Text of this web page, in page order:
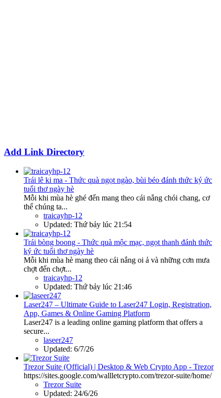
Add Link Directory
Trái lê ki ma - Thức quà ngọt ngào, bùi béo đánh thức ký ức
tuổi thơ ngày hè
Mỗi khi mùa hè ghé đến mang theo cái nắng chói chang, cơ
thể chúng ta...
traicayhp-12
Updated: Thứ bảy lúc 21:54
Trái bòng boong - Thức quà mộc mạc, ngọt thanh đánh thức
ký ức tuổi thơ ngày hè
Mỗi khi mùa hè mang theo cái nắng oi ả và những cơn mưa
chợt đến chợt...
traicayhp-12
Updated: Thứ bảy lúc 21:46
Laser247 – Ultimate Guide to Laser247 Login, Registration,
App, Games & Online Gaming Platform
Laser247 is a leading online gaming platform that offers a
secure...
laseer247
Updated: 6/7/26
Trezor Suite (Official) | Desktop & Web Crypto App - Trezor
https://sites.google.com/wallletcrypto.com/trezor-suite/home/
Trezor Suite
Updated: 24/6/26